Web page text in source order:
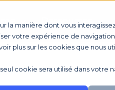
la manière dont vous
votre expérience de
plus sur les cookies que nous
cookie sera utilisé dans votre
Ressources